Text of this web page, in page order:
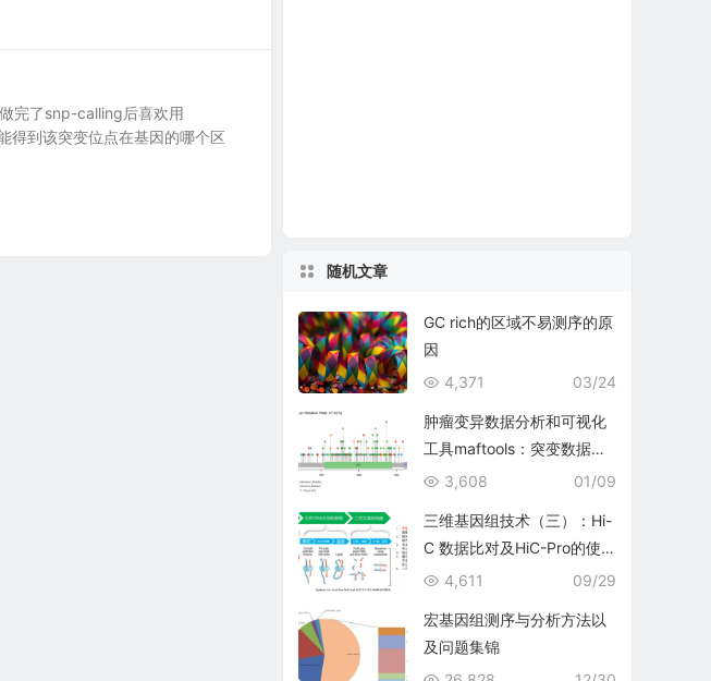
完了snp-calling后喜欢用
得到该突变位点在基因的哪个区
随机文章
GC rich的区域不易测序的原
因
03/24
4,371
肿瘤变异数据分析和可视化
工具maftools：突变数据下
载和可视化
01/09
3,608
三维基因组技术（三）：Hi-
C 数据比对及HiC-Pro的使
用
09/29
4,611
宏基因组测序与分析方法以
及问题集锦